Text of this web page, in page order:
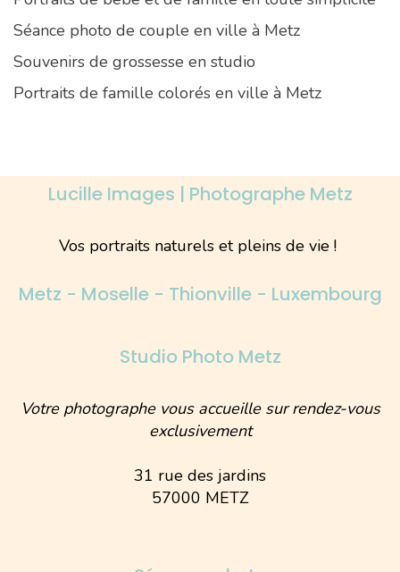
Séance photo de couple en ville à Metz
Souvenirs de grossesse en studio
Portraits de famille colorés en ville à Metz
Lucille Images | Photographe Metz
Vos portraits naturels et pleins de vie !
Metz - Moselle - Thionville - Luxembourg
Studio Photo Metz
Votre photographe vous accueille sur rendez-vous
exclusivement
31 rue des jardins
57000 METZ